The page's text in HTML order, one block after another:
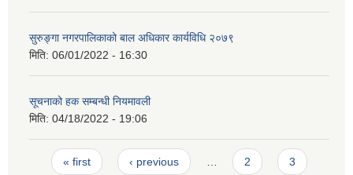
सुरुङ्गा नगरपालिकाको बाल अधिकार कार्यविधि २०७९
मिति: 06/01/2022 - 16:30
सूचनाको हक सम्बन्धी नियमावली
मिति: 04/18/2022 - 19:06
Pages
« first ‹ previous 2 3